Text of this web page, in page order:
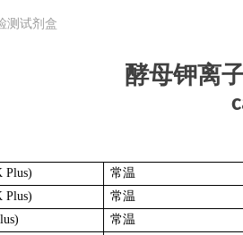
测试剂盒
酵母钾离
Plus)
常温
Plus)
常温
常温